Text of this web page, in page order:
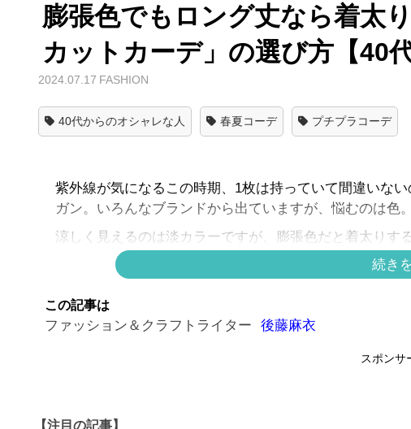
膨張色でもロング丈なら着太
カットカーデ」の選び方【40
2024.07.17 FASHION
40代からのオシャレな人 春夏コーデ プチプラコーデ
紫外線が気になるこの時期、1枚は持っていて間違いな
ガン。いろんなブランドから出ていますが、悩むのは色。
涼しく見えるのは淡カラーですが、膨張色だと着太りす
キリ見え。
ージュパンツの上に羽織っています。ベルトやバッグの
続き
この記事は
ファッション＆クラフトライター 後藤麻衣
スポンサ
【注目の記事】